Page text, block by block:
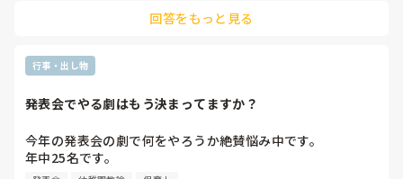
回答をもっと見る
行事・出し物
発表会でやる劇はもう決まってますか？
今年の発表会の劇で何をやろうか絶賛悩み中です。
年中25名です。
過去に「これは子どもたちも楽しんで大成功だった！」「観